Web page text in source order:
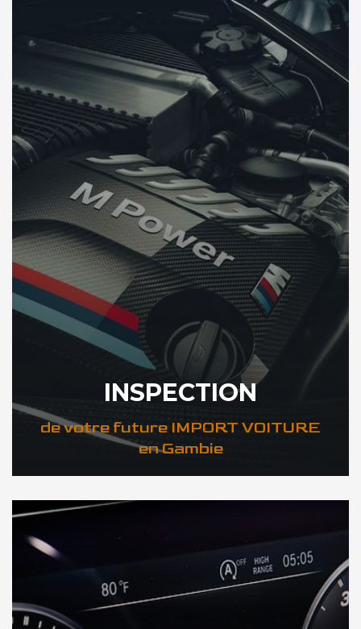
INSPECTION
de votre future IMPORT VOITURE
en Gambie
DÉCOUVREZ VOTRE INSPECTION AUTO en Gambie